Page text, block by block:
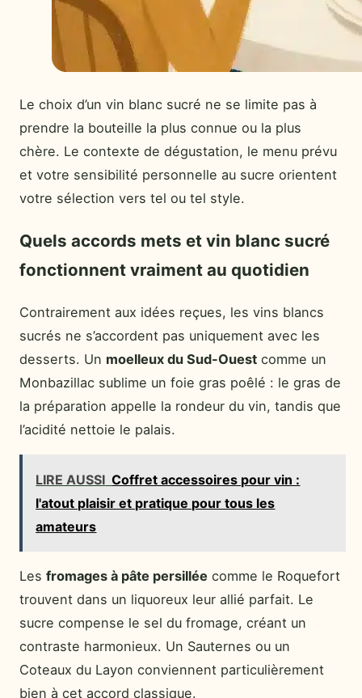
Le choix d’un vin blanc sucré ne se limite pas à
prendre la bouteille la plus connue ou la plus
chère. Le contexte de dégustation, le menu prévu
et votre sensibilité personnelle au sucre orientent
votre sélection vers tel ou tel style.
Quels accords mets et vin blanc sucré
fonctionnent vraiment au quotidien
Contrairement aux idées reçues, les vins blancs
sucrés ne s’accordent pas uniquement avec les
desserts. Un moelleux du Sud-Ouest comme un
Monbazillac sublime un foie gras poêlé : le gras de
la préparation appelle la rondeur du vin, tandis que
l’acidité nettoie le palais.
LIRE AUSSI Coffret accessoires pour vin :
l'atout plaisir et pratique pour tous les
amateurs
Les fromages à pâte persillée comme le Roquefort
trouvent dans un liquoreux leur allié parfait. Le
sucre compense le sel du fromage, créant un
contraste harmonieux. Un Sauternes ou un
Coteaux du Layon conviennent particulièrement
bien à cet accord classique.